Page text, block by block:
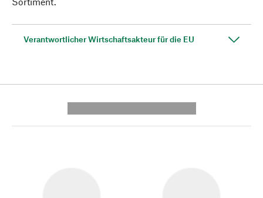
Verantwortlicher Wirtschaftsakteur für die EU